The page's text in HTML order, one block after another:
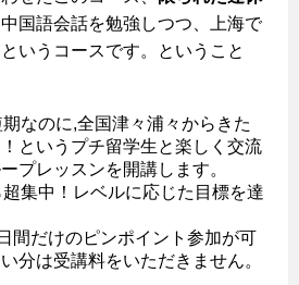
国語会話を勉強しつつ、上海で
いうコースです。ということ
期なのに,全国津々浦々からきた
というプチ留学生と楽しく交流
プレッスンを開講します。
超集中！レベルに応じた目標を達
間だけのピンポイント参加が可
分は受講料をいただきません。